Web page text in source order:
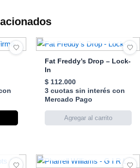
Fat Freddy’s Drop – Lock-
In
$112.000
3 cuotas sin interés con
Mercado Pago